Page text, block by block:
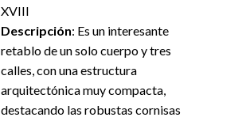
XVIII
Descripción: Es un interesante
retablo de un solo cuerpo y tres
calles, con una estructura
arquitectónica muy compacta,
destacando las robustas cornisas